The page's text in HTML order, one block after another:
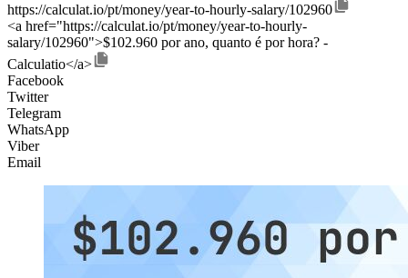
https://calculat.io/pt/money/year-to-hourly-salary/102960
<a href="https://calculat.io/pt/money/year-to-hourly-
salary/102960">$102.960 por ano, quanto é por hora? -
Calculatio</a>
Facebook
Twitter
Telegram
WhatsApp
Viber
Email